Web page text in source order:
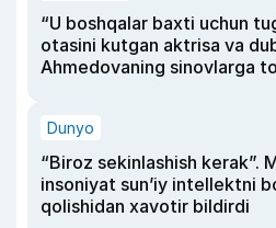
“U boshqalar baxti uchun
otasini kutgan aktrisa va
Ahmedovaning sinovlarga
Dunyo
“Biroz sekinlashish kerak”.
insoniyat sun’iy intellektni
qolishidan xavotir bildirdi